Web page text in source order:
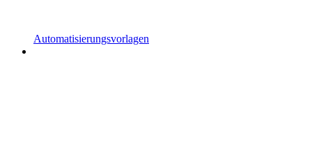
Automatisierungsvorlagen